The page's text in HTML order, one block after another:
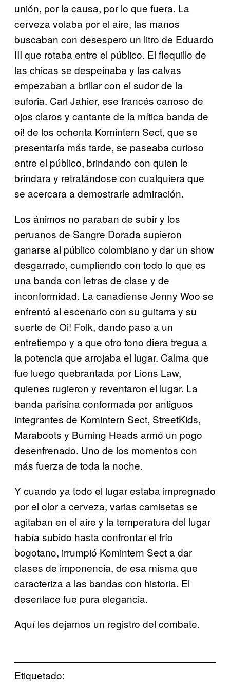
unión, por la causa, por lo que fuera. La
cerveza volaba por el aire, las manos
buscaban con desespero un litro de Eduardo
III que rotaba entre el público. El flequillo de
las chicas se despeinaba y las calvas
empezaban a brillar con el sudor de la
euforia. Carl Jahier, ese francés canoso de
ojos claros y cantante de la mítica banda de
oi! de los ochenta Komintern Sect, que se
presentaría más tarde, se paseaba curioso
entre el público, brindando con quien le
brindara y retratándose con cualquiera que
se acercara a demostrarle admiración.
Los ánimos no paraban de subir y los
peruanos de Sangre Dorada supieron
ganarse al público colombiano y dar un show
desgarrado, cumpliendo con todo lo que es
una banda con letras de clase y de
inconformidad. La canadiense Jenny Woo se
enfrentó al escenario con su guitarra y su
suerte de Oi! Folk, dando paso a un
entretiempo y a que otro tono diera tregua a
la potencia que arrojaba el lugar. Calma que
fue luego quebrantada por Lions Law,
quienes rugieron y reventaron el lugar. La
banda parisina conformada por antiguos
integrantes de Komintern Sect, StreetKids,
Maraboots y Burning Heads armó un pogo
desenfrenado. Uno de los momentos con
más fuerza de toda la noche.
Y cuando ya todo el lugar estaba impregnado
por el olor a cerveza, varias camisetas se
agitaban en el aire y la temperatura del lugar
había subido hasta confrontar el frío
bogotano, irrumpió Komintern Sect a dar
clases de imponencia, de esa misma que
caracteriza a las bandas con historia. El
desenlace fue pura elegancia.
Aquí les dejamos un registro del combate.
Etiquetado: